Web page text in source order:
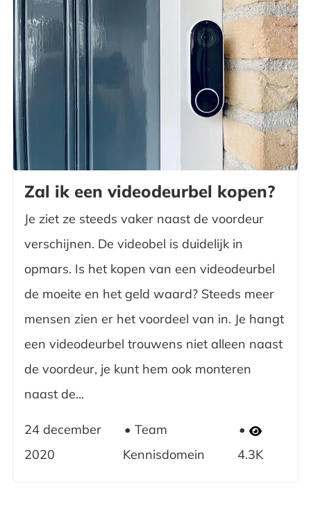
Zal ik een videodeurbel kopen?
Je ziet ze steeds vaker naast de voordeur
verschijnen. De videobel is duidelijk in
opmars. Is het kopen van een videodeurbel
de moeite en het geld waard? Steeds meer
mensen zien er het voordeel van in. Je hangt
een videodeurbel trouwens niet alleen naast
de voordeur, je kunt hem ook monteren
naast de...
24 december
2020
Team
Kennisdomein
4.3K